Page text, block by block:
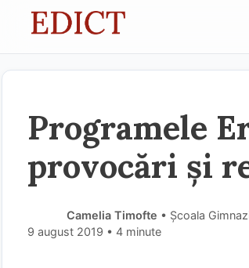
Programele
provocări şi
Camelia Timofte • Școala
9 august 2019 • 4 minute